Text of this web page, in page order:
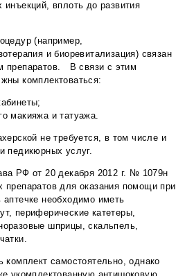
вплоть до развития
(например,
и биоревитализация) связан
препаратов. В связи с этим
комплектоваться:
макияжа и татуажа.
не требуется, в том числе и
педикюрных услуг.
РФ от 20 декабря 2012 г. № 1079н
препаратов для оказания помощи при
необходимо иметь
периферические катетеры,
шприцы, скальпель,
комплект самостоятельно, однако